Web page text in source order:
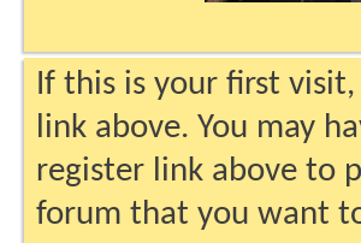
If this is your first
link above. You may
register link above to
forum that you want